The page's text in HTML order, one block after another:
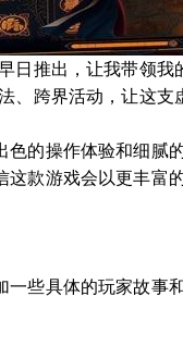
推出，让我带领
、跨界活动，让这支
的操作体验和细
款游戏会以更丰富
些具体的玩家故事